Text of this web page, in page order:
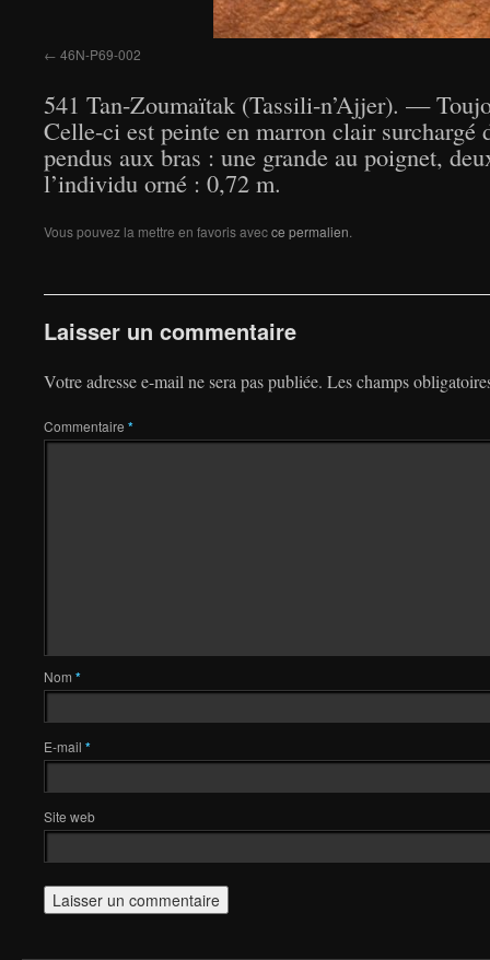
46N-P69-002
541 Tan-Zoumaïtak (Tassili-n’Ajjer). —
Celle-ci est peinte en marron clair
pendus aux bras : une grande au poignet,
l’individu orné : 0,72 m.
Vous pouvez la mettre en favoris avecce permalien
Laisser un commentaire
Votre adresse e-mail ne sera pas publiée. Les champs
Commentaire *
Nom *
E-mail *
Site web